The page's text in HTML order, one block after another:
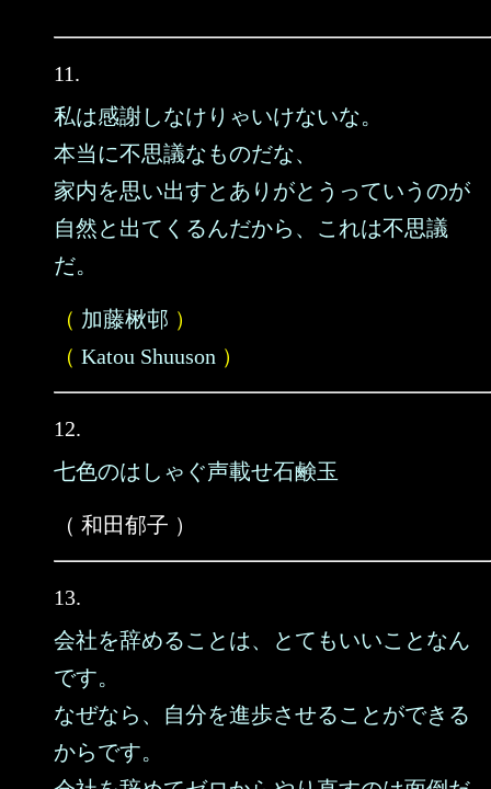
11.
私は感謝しなけりゃいけないな。
本当に不思議なものだな、
家内を思い出すとありがとうっていうのが
自然と出てくるんだから、これは不思議
だ。
（ 加藤楸邨 ）
（ Katou Shuuson ）
12.
七色のはしゃぐ声載せ石鹸玉
（ 和田郁子 ）
13.
会社を辞めることは、とてもいいことなん
です。
なぜなら、自分を進歩させることができる
からです。